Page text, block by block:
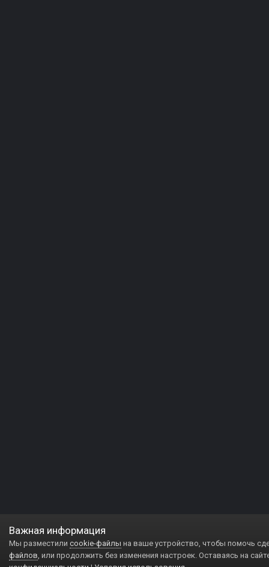
Важная информация
Мы разместили cookie-файлы на ваше устройство, чтобы помочь
файлов, или продолжить без изменения настроек. Оставаясь на